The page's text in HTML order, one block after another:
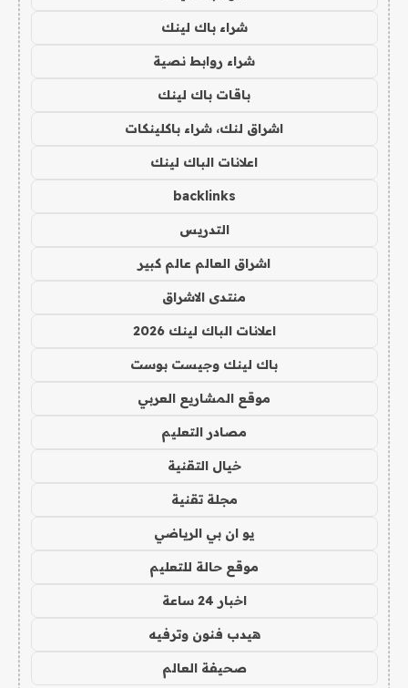
شراء باك لينك
شراء روابط نصية
باقات باك لينك
اشراق لنك، شراء باكلينكات
اعلانات الباك لينك
backlinks
التدريس
اشراق العالم عالم كبير
منتدى الاشراق
اعلانات الباك لينك 2026
باك لينك وجيست بوست
موقع المشاريع العربي
مصادر التعليم
خيال التقنية
مجلة تقنية
يو ان بي الرياضي
موقع حالة للتعليم
اخبار 24 ساعة
هيدب فنون وترفيه
صحيفة العالم